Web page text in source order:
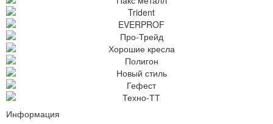
Информация